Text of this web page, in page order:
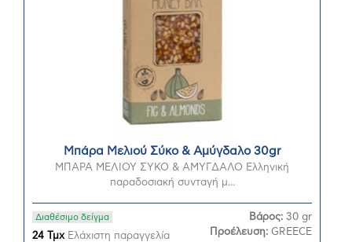
Μπάρα Μελιού Σύκο & Αμύγδαλο 30gr
ΜΠΑΡΑ ΜΕΛΙΟΥ ΣΥΚΟ & ΑΜΥΓΔΑΛΟ Ελληνική
παραδοσιακή συνταγή μ...
Διαθέσιμο δείγμα
24 ΤμχΕλάχιστη παραγγελία
Βάρος: 30 gr
Προέλευση: GREECE